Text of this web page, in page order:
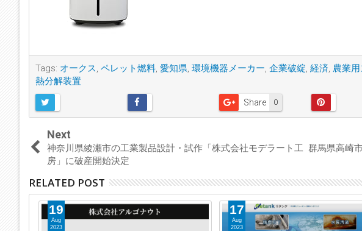
Tags: オークス, ペレット燃料, 愛知県, 環境機器メーカー, 企業破綻, 経済, 農業
熱分解装置
0
Share
Next
神奈川県綾瀬市の工業製品設計・試作「株式会社モデラート工
房」に破産開始決定
群馬県高崎
RELATED POST
19
Aug
2023
17
Aug
2023